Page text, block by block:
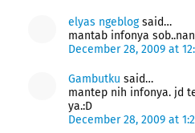
elyas ngeblogsaid…
mantab infonya
December 28, 2009 at
Gambutku said…
mantep nih infonya. jd
ya.:D
December 28, 2009 at